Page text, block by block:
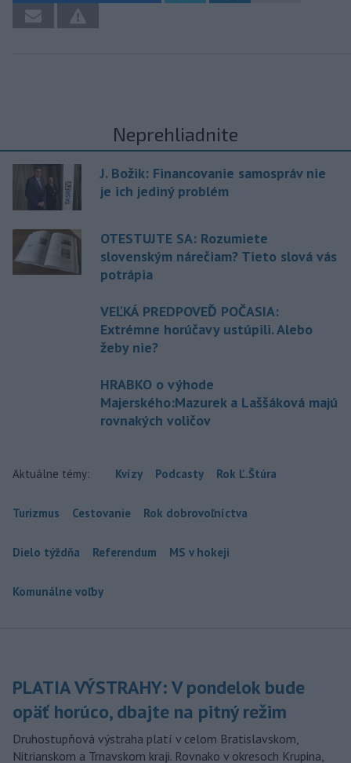
Neprehliadnite
J. Božik: Financovanie samospráv nie
je ich jediný problém
OTESTUJTE SA: Rozumiete
slovenským nárečiam? Tieto slová vás
potrápia
VEĽKÁ PREDPOVEĎ POČASIA:
Extrémne horúčavy ustúpili. Alebo
žeby nie?
HRABKO o výhode
Majerského:Mazurek a Laššáková majú
rovnakých voličov
Aktuálne témy: Kvízy Podcasty Rok Ľ.Štúra
Turizmus Cestovanie Rok dobrovoľníctva
Dielo týždňa Referendum MS v hokeji
Komunálne voľby
PLATIA VÝSTRAHY: V pondelok bude
opäť horúco, dbajte na pitný režim
Druhostupňová výstraha platí v celom Bratislavskom,
Nitrianskom a Trnavskom kraji. Rovnako v okresoch Krupina,